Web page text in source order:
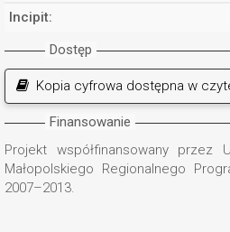
Incipit:
Dostęp
Kopia cyfrowa dostępna w
Finansowanie
Projekt współfinansowany przez
Małopolskiego Regionalnego
2007–2013.